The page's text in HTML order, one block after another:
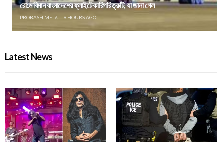
রোমে বিমান বাংলাদেশের ফ্লাইটে কারিগরি ত্রুটি, যা জানা গেল
PROBASH MELA 9 HOURS AGO
Latest News